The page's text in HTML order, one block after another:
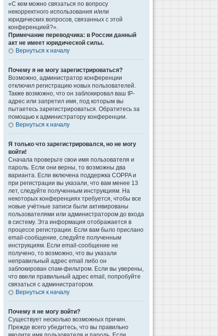
«С кем можно связаться по вопросу
некорректного использования и/или
юридических вопросов, связанных с этой
конференцией?».
Примечание переводчика: в России данный
акт не имеет юридической силы.
Вернуться к началу
Почему я не могу зарегистрироваться?
Возможно, администратор конференции
отключил регистрацию новых пользователей.
Также возможно, что он заблокировал ваш IP-
адрес или запретил имя, под которым вы
пытаетесь зарегистрироваться. Обратитесь за
помощью к администратору конференции.
Вернуться к началу
Я только что зарегистрировался, но не могу
войти!
Сначала проверьте свои имя пользователя и
пароль. Если они верны, то возможны два
варианта. Если включена поддержка COPPA и
при регистрации вы указали, что вам менее 13
лет, следуйте полученным инструкциям. На
некоторых конференциях требуется, чтобы все
новые учётные записи были активированы
пользователями или администратором до входа
в систему. Эта информация отображается в
процессе регистрации. Если вам было прислано
email-сообщение, следуйте полученным
инструкциям. Если email-сообщение не
получено, то возможно, что вы указали
неправильный адрес email либо он
заблокирован спам-фильтром. Если вы уверены,
что ввели правильный адрес email, попробуйте
связаться с администратором.
Вернуться к началу
Почему я не могу войти?
Существует несколько возможных причин.
Прежде всего убедитесь, что вы правильно